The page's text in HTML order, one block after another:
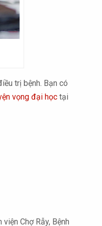
trị bệnh. Bạn có
vọng đại học tại
Chợ Rẫy, Bệnh